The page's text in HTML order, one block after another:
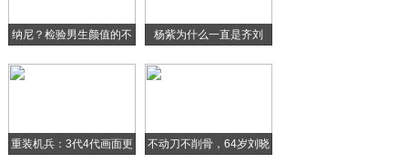
纳尼？检验男生颜值的不
杨紫为什么一直是齐刘
重装机兵：3代4代画面更 不动刀不削骨，64岁刘晓